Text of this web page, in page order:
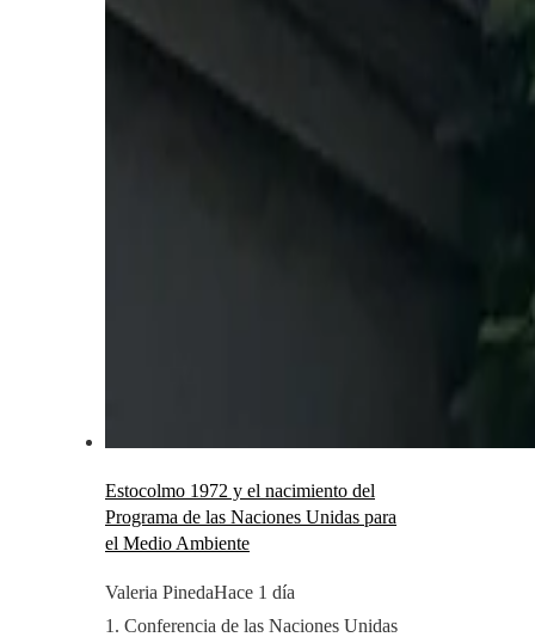
Estocolmo 1972 y el nacimiento del
Programa de las Naciones Unidas para
el Medio Ambiente
Valeria PinedaHace 1 día
1. Conferencia de las Naciones Unidas